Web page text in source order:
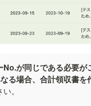
が同じである必要が
る場合、合計領収書を